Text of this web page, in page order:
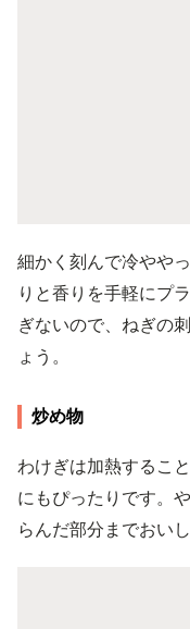
細かく刻んで冷やや
りと香りを手軽にプ
ぎないので、ねぎの
ょう。
炒め物
わけぎは加熱するこ
にもぴったりです。
らんだ部分までおい